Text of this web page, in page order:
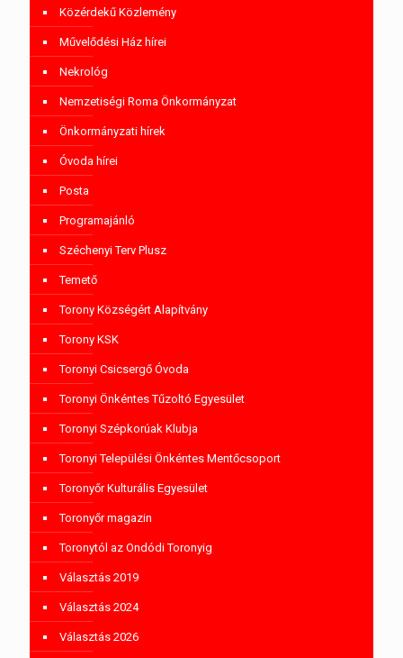
Közérdekű Közlemény
Művelődési Ház hírei
Nekrológ
Nemzetiségi Roma Önkormányzat
Önkormányzati hírek
Óvoda hírei
Posta
Programajánló
Széchenyi Terv Plusz
Temető
Torony Községért Alapítvány
Torony KSK
Toronyi Csicsergő Óvoda
Toronyi Önkéntes Tűzoltó Egyesület
Toronyi Szépkorúak Klubja
Toronyi Települési Önkéntes Mentőcsoport
Toronyőr Kulturális Egyesület
Toronyőr magazin
Toronytól az Ondódi Toronyig
Választás 2019
Választás 2024
Választás 2026